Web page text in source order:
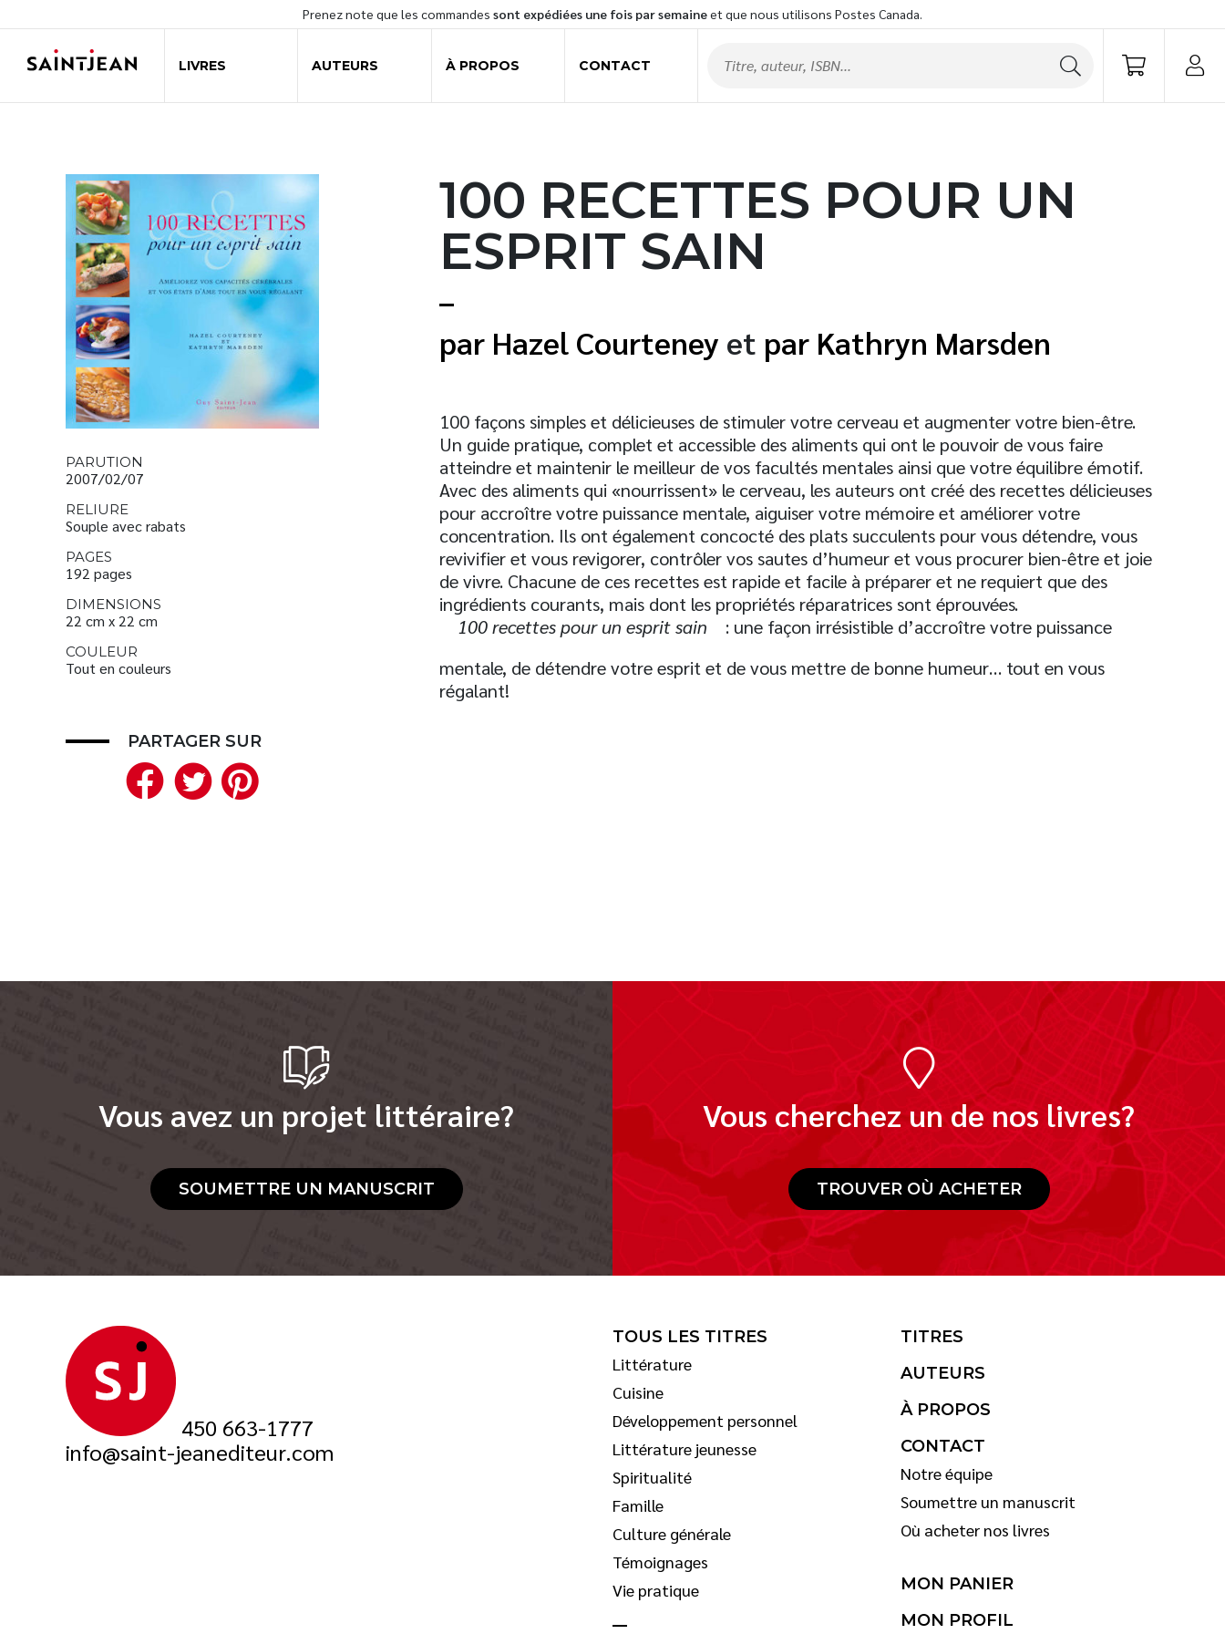
Prenez note que les commandes sont expédiées une fois par semaineet que nous utilisons Postes Canada.
LIVRES AUTEURS À PROPOS CONTACT
100 RECETTES POUR UN
ESPRIT SAIN
Hazel Courteney et Kathryn Marsden
100 façons simples et délicieuses de stimuler votre cerveau et augmenter votre bien-être.
Un guide pratique, complet et accessible des aliments qui ont le pouvoir de vous faire
atteindre et maintenir le meilleur de vos facultés mentales ainsi que votre équilibre émotif.
Avec des aliments qui «nourrissent» le cerveau, les auteurs ont créé des recettes délicieuses
pour accroître votre puissance mentale, aiguiser votre mémoire et améliorer votre
concentration. Ils ont également concocté des plats succulents pour vous détendre, vous
revivifier et vous revigorer, contrôler vos sautes d’humeur et vous procurer bien-être et joie
de vivre. Chacune de ces recettes est rapide et facile à préparer et ne requiert que des
ingrédients courants, mais dont les propriétés réparatrices sont éprouvées.
100 recettes pour un esprit sain
: une façon irrésistible d’accroître votre puissance
mentale, de détendre votre esprit et de vous mettre de bonne humeur… tout en vous
régalant!
PARUTION
2007/02/07
RELIURE
Souple avec rabats
PAGES
192 pages
DIMENSIONS
22 cm x 22 cm
COULEUR
Tout en couleurs
PARTAGER SUR
Facebook
Twitter
Vous avez un projet littéraire?
SOUMETTRE UN MANUSCRIT
Vous cherchez un de nos livres?
TROUVER OÙ ACHETER
450 663-1777
info@saint-jeanediteur.com
TOUS LES TITRES
Littérature
Cuisine
Développement personnel
Littérature jeunesse
Spiritualité
Famille
Culture générale
Témoignages
Vie pratique
TITRES
AUTEURS
À PROPOS
CONTACT
Notre équipe
Soumettre un manuscrit
Où acheter nos livres
MON PANIER
MON PROFIL